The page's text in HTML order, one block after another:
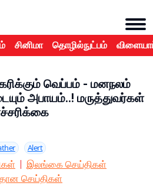
சினிமா தொழில்நுட்பம்
வெப்பம் - மனநலம்
அபாயம்..! மருத்துவர்கள்
Alert
இலங்கை செய்திகள்
செய்திகள்